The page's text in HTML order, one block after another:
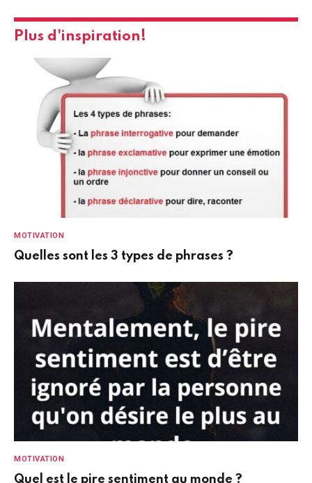
Plus d'inspiration!
MOTIVATION
Quelles sont les 3 types de phrases ?
MOTIVATION
Quel est le pire sentiment au monde ?